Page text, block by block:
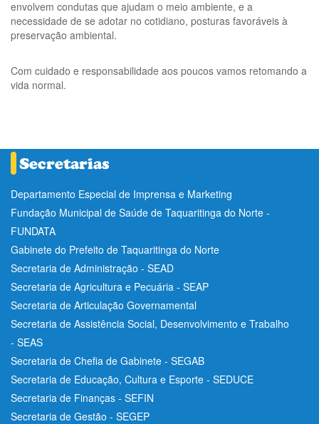
envolvem condutas que ajudam o meio ambiente, e a
necessidade de se adotar no cotidiano, posturas favoráveis à
preservação ambiental.
Com cuidado e responsabilidade aos poucos vamos retomando a
vida normal.
Departamento Especial de Imprensa e Marketing
Fundação Municipal de Saúde de Taquaritinga do Norte -
FUNDATA
Gabinete do Prefeito de Taquaritinga do Norte
Secretaria de Administração - SEAD
Secretaria de Agricultura e Pecuária - SEAP
Secretaria de Articulação Governamental
Secretaria de Assistência Social, Desenvolvimento e Trabalho
- SEAS
Secretaria de Chefia de Gabinete - SEGAB
Secretaria de Educação, Cultura e Esporte - SEDUCE
Secretaria de Finanças - SEFIN
Secretaria de Gestão - SEGEP